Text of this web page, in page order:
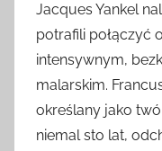
Jacques Yankel
potrafili połączyć
intensywnym,
malarskim.
określany jako
niemal sto lat,